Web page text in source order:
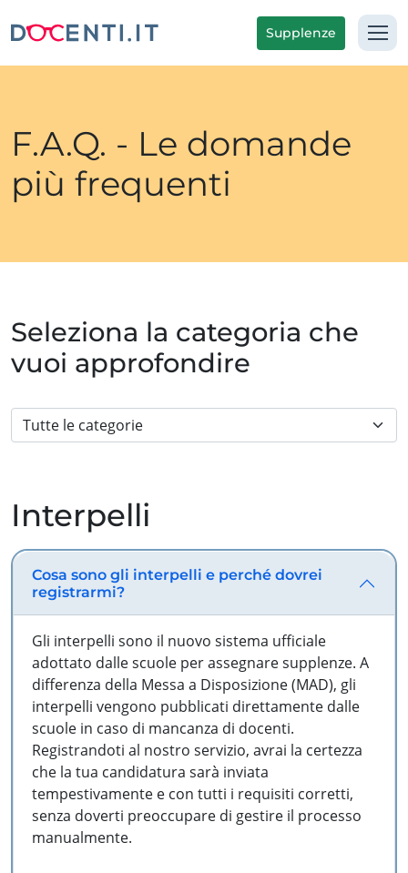
Supplenze
F.A.Q. - Le domande
più frequenti
Seleziona la categoria che
vuoi approfondire
Interpelli
Cosa sono gli interpelli e perché dovrei
registrarmi?
Gli interpelli sono il nuovo sistema ufficiale
adottato dalle scuole per assegnare supplenze. A
differenza della Messa a Disposizione (MAD), gli
interpelli vengono pubblicati direttamente dalle
scuole in caso di mancanza di docenti.
Registrandoti al nostro servizio, avrai la certezza
che la tua candidatura sarà inviata
tempestivamente e con tutti i requisiti corretti,
senza doverti preoccupare di gestire il processo
manualmente.